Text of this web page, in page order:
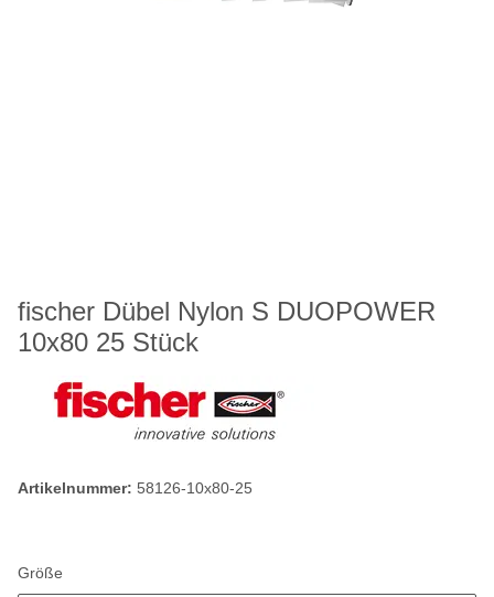
fischer Dübel Nylon S DUOPOWER
10x80 25 Stück
Artikelnummer: 58126-10x80-25
Größe